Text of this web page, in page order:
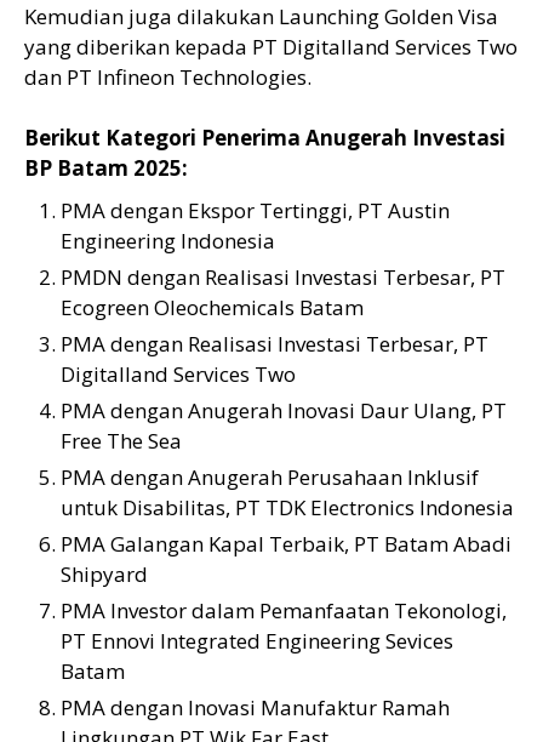
Kemudian juga dilakukan Launching Golden Visa
yang diberikan kepada PT Digitalland Services Two
dan PT Infineon Technologies.
Berikut Kategori Penerima Anugerah Investasi
BP Batam 2025:
PMA dengan Ekspor Tertinggi, PT Austin
Engineering Indonesia
PMDN dengan Realisasi Investasi Terbesar, PT
Ecogreen Oleochemicals Batam
PMA dengan Realisasi Investasi Terbesar, PT
Digitalland Services Two
PMA dengan Anugerah Inovasi Daur Ulang, PT
Free The Sea
PMA dengan Anugerah Perusahaan Inklusif
untuk Disabilitas, PT TDK Electronics Indonesia
PMA Galangan Kapal Terbaik, PT Batam Abadi
Shipyard
PMA Investor dalam Pemanfaatan Tekonologi,
PT Ennovi Integrated Engineering Sevices
Batam
PMA dengan Inovasi Manufaktur Ramah